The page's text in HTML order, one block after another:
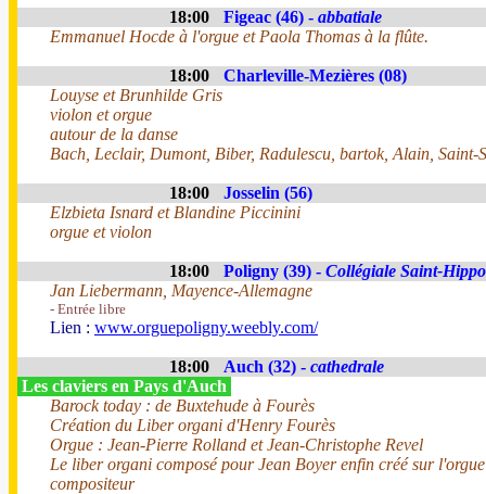
18:00 Figeac (46) - abbatiale
Emmanuel Hocde à l'orgue et Paola Thomas à la flûte.
18:00
Charleville-Mezières (08)
Louyse et Brunhilde Gris
violon et orgue
autour de la danse
Bach, Leclair, Dumont, Biber, Radulescu, bartok, Alain, Saint-
18:00
Josselin (56)
Elzbieta Isnard et Blandine Piccinini
orgue et violon
18:00 Poligny (39) - Collégiale Saint-
Jan Liebermann, Mayence-Allemagne
- Entrée libre
Lien : www.orguepoligny.weebly.com/
18:00 Auch (32) - cathedrale
Les claviers en Pays d'Auch
Barock today : de Buxtehude à Fourès
Création du Liber organi d'Henry Fourès
Orgue : Jean-Pierre Rolland et Jean-Christophe Revel
Le liber organi composé pour Jean Boyer enfin créé sur
compositeur